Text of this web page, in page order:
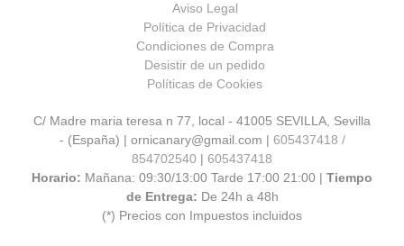
Aviso Legal
Política de Privacidad
Condiciones de Compra
Desistir de un pedido
Políticas de Cookies
C/ Madre maria teresa n 77, local - 41005 SEVILLA, Sevilla
- (España) | ornicanary@gmail.com | 605437418 /
854702540 | 605437418
Horario: Mañana: 09:30/13:00 Tarde 17:00 21:00 | Tiempo
de Entrega: De 24h a 48h
(*) Precios con Impuestos incluidos